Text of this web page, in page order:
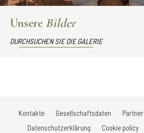
Unsere Bilder
DURCHSUCHEN SIE DIE GALERIE
Kontakte Gesellschaftsdaten Partner
Datenschutzerklärung
Cookie policy